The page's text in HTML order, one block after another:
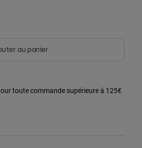
au panier
toute commande supérieure à 125€